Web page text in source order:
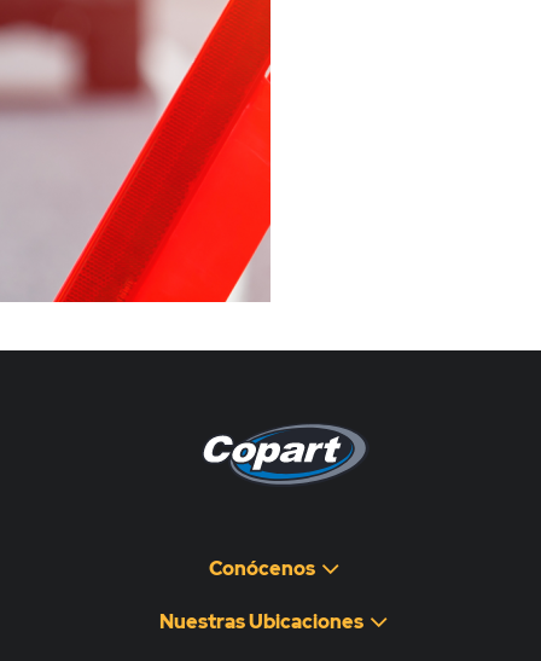
このページは現在利用できま
せん
Pagina non disponibile
هذه الصفحة غير متوفرة
Conócenos
Nuestras Ubicaciones